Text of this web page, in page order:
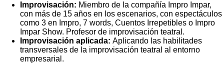
Improvisación: Miembro de la compañía Impro Impar,
con más de 15 años en los escenarios, con espectáculos
como 3 en Impro, 7 words, Cuentos Irrepetibles o Impro
Impar Show. Profesor de improvisación teatral.
Improvisación aplicada: Aplicando las habilitades
transversales de la improvisación teatral al entorno
empresarial.